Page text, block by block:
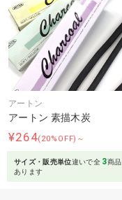
アートン
アートン 素描木炭
¥264(20%OFF)～
サイズ・販売単位違いで全 3商品
あります